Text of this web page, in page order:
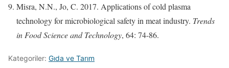
Misra, N.N., Jo, C. 2017. Applications of cold plasma
technology for microbiological safety in meat industry. Trends
in Food Science and Technology, 64: 74-86.
Kategoriler: Gıda ve Tarım